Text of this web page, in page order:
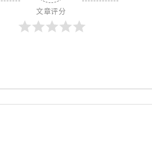
文章评分